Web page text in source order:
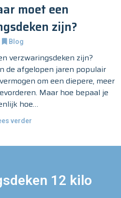
moet een
zijn?
Blog
verzwaringsdeken zijn?
de afgelopen jaren populair
om een diepere, meer
Maar hoe bepaal je
hoe…
verder
12 kilo